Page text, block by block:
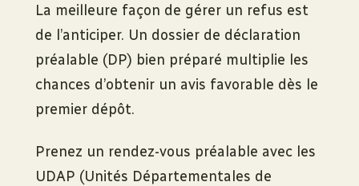
La meilleure façon de gérer un refus est
de l’anticiper. Un dossier de déclaration
préalable (DP) bien préparé multiplie les
chances d’obtenir un avis favorable dès le
premier dépôt.
Prenez un rendez-vous préalable avec les
UDAP (Unités Départementales de